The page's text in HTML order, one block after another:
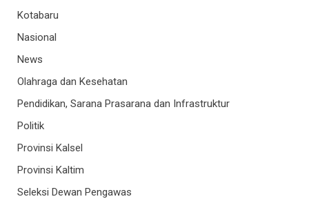
Kotabaru
Nasional
News
Olahraga dan Kesehatan
Pendidikan, Sarana Prasarana dan Infrastruktur
Politik
Provinsi Kalsel
Provinsi Kaltim
Seleksi Dewan Pengawas